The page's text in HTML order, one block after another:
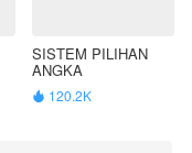
SISTEM PILIHAN
ANGKA
 120.2K